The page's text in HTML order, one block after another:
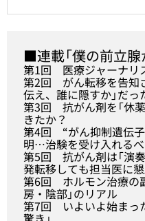
■連載「僕の前立腺
第1回 医療ジャーナリ
第2回 がん転移を告知
伝え、誰に隠すか」だっ
第3回 抗がん剤を「休
きたか？
第4回 “がん抑制遺伝
明…治験を受け入れる
第5回 抗がん剤は「演
発転移しても担当医に
第6回 ホルモン治療の
房・陰部」のリアル
第7回 いよいよ始まっ